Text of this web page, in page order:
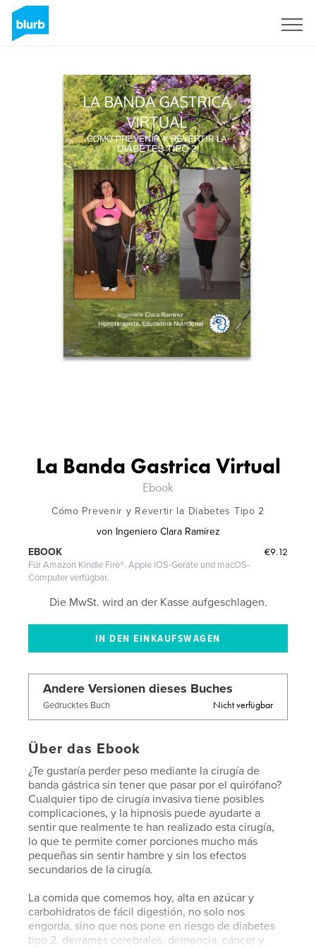
La Banda Gastrica Virtual
Ebook
Cómo Prevenir y Revertir la Diabetes Tipo 2
von Ingeniero Clara Ramírez
€9.12
EBOOK
Für Amazon Kindle Fire®, Apple iOS-Geräte und macOS-
Computer verfügbar.
Die MwSt. wird an der Kasse aufgeschlagen.
Andere Versionen dieses Buches
Gedrucktes Buch Nicht verfügbar
Über das Ebook
¿Te gustaría perder peso mediante la cirugía de
banda gástrica sin tener que pasar por el quirófano?
Cualquier tipo de cirugía invasiva tiene posibles
complicaciones, y la hipnosis puede ayudarte a
sentir que realmente te han realizado esta cirugía,
lo que te permite comer porciones mucho más
pequeñas sin sentir hambre y sin los efectos
secundarios de la cirugía.
La comida que comemos hoy, alta en azúcar y
carbohidratos de fácil digestión, no solo nos
engorda, sino que nos pone en riesgo de diabetes
tipo 2, derrames cerebrales, demencia, cáncer y